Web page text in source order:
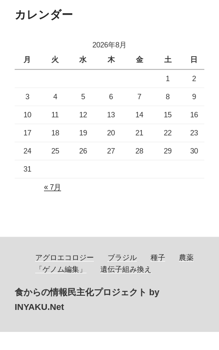
カレンダー
2026年8月
月
火 水 木 金 土 日
1 2
3 4 5 6 7 8 9
10 11 12 13 14 15 16
17 18 19 20 21 22 23
24 25 26 27 28 29 30
31
« 7月
アグロエコロジー ブラジル 種子
農薬
「ゲノム編集」
遺伝子組み換え
食からの情報民主化プロジェクト by
INYAKU.Net